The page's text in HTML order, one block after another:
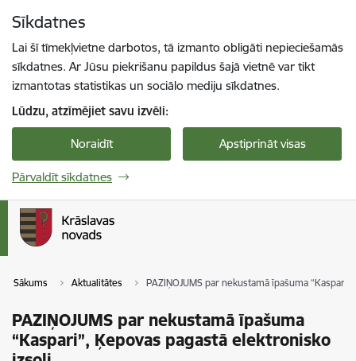
Sīkdatnes
Lai šī tīmekļvietne darbotos, tā izmanto obligāti nepieciešamās
sīkdatnes. Ar Jūsu piekrišanu papildus šajā vietnē var tikt
izmantotas statistikas un sociālo mediju sīkdatnes.
Lūdzu, atzīmējiet savu izvēli:
Noraidīt Apstiprināt visas
Pārvaldīt sīkdatnes
Sākums Aktualitātes PAZIŅOJUMS par nekustamā īpašuma
PAZIŅOJUMS par nekustamā īpašuma
“Kaspari”, Ķepovas pagastā elektronisko